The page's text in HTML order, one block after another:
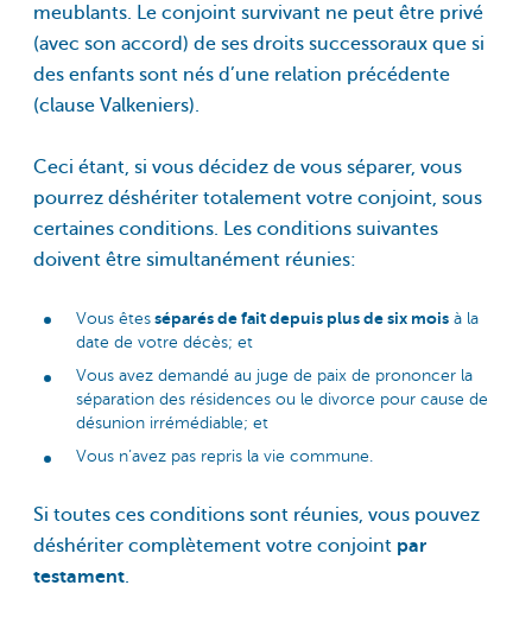
meublants. Le conjoint survivant ne peut être privé
(avec son accord) de ses droits successoraux que si
des enfants sont nés d’une relation précédente
(clause Valkeniers).
Ceci étant, si vous décidez de vous séparer, vous
pourrez déshériter totalement votre conjoint, sous
certaines conditions. Les conditions suivantes
doivent être simultanément réunies:
Vous êtes séparés de fait depuis plus de six mois à la
date de votre décès; et
Vous avez demandé au juge de paix de prononcer la
séparation des résidences ou le divorce pour cause de
désunion irrémédiable; et
Vous n’avez pas repris la vie commune.
Si toutes ces conditions sont réunies, vous pouvez
déshériter complètement votre conjoint par
testament.